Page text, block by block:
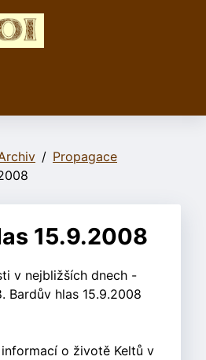
Propagace
15.9.2008
v nejbližších dnech -
Bardův hlas 15.9.2008
o životě Keltů v